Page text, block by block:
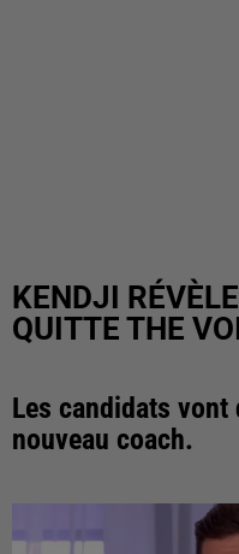
KENDJI
QUITTE THE
Les candidats
nouveau coach.